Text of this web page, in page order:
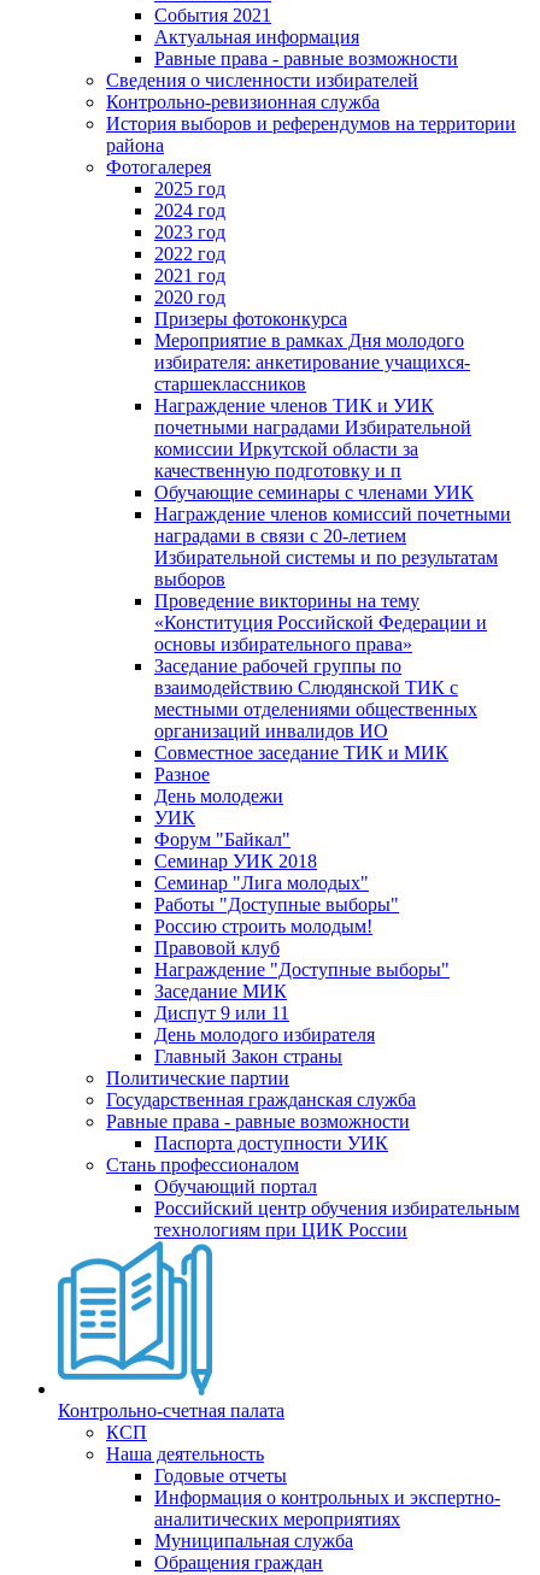
События 2021
Актуальная информация
Равные права - равные возможности
Сведения о численности избирателей
Контрольно-ревизионная служба
История выборов и референдумов на территории
района
Фотогалерея
2025 год
2024 год
2023 год
2022 год
2021 год
2020 год
Призеры фотоконкурса
Мероприятие в рамках Дня молодого
избирателя: анкетирование учащихся-
старшеклассников
Награждение членов ТИК и УИК
почетными наградами Избирательной
комиссии Иркутской области за
качественную подготовку и п
Обучающие семинары с членами УИК
Награждение членов комиссий почетными
наградами в связи с 20-летием
Избирательной системы и по результатам
выборов
Проведение викторины на тему
«Конституция Российской Федерации и
основы избирательного права»
Заседание рабочей группы по
взаимодействию Слюдянской ТИК с
местными отделениями общественных
организаций инвалидов ИО
Совместное заседание ТИК и МИК
Разное
День молодежи
УИК
Форум "Байкал"
Семинар УИК 2018
Семинар "Лига молодых"
Работы "Доступные выборы"
Россию строить молодым!
Правовой клуб
Награждение "Доступные выборы"
Заседание МИК
Диспут 9 или 11
День молодого избирателя
Главный Закон страны
Политические партии
Государственная гражданская служба
Равные права - равные возможности
Паспорта доступности УИК
Стань профессионалом
Обучающий портал
Российский центр обучения избирательным
технологиям при ЦИК России
Контрольно-счетная палата
КСП
Наша деятельность
Годовые отчеты
Информация о контрольных и экспертно-
аналитических мероприятиях
Муниципальная служба
Обращения граждан